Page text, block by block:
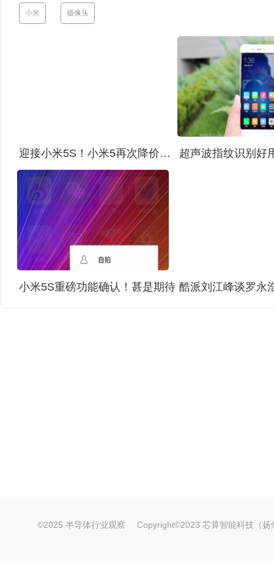
小米 摄像头
迎接小米5S！小米5再次降价：性价比残暴
小米5S重磅功能确认！甚是期待
©2025 半导体行业观察 Copyright©2023 芯算智能科技（